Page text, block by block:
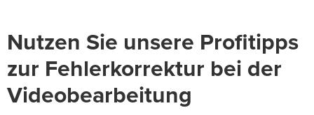
Nutzen Sie unsere Profitipps
zur Fehlerkorrektur bei der
Videobearbeitung